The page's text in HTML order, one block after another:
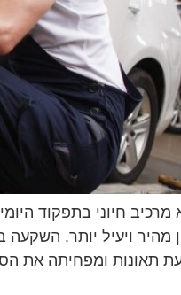
מרכיב חיוני בתפקוד
מהיר ויעיל יותר.
תאונות ומפחיתה את